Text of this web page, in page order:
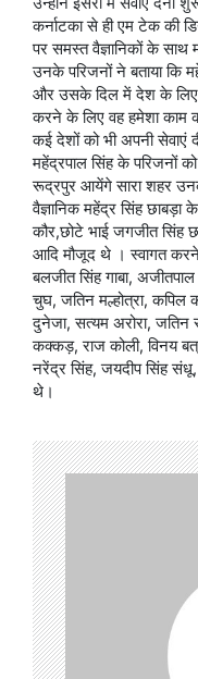
कर्नाटका से ही एम टेक की
पर समस्त वैज्ञानिकों के साथ
उनके परिजनों ने बताया कि
और उसके दिल में देश के लिए
करने के लिए वह हमेशा काम
कई देशों को भी अपनी सेवाएं
महेंद्रपाल सिंह के परिजनों
रूद्रपुर आयेंगे सारा शहर
वैज्ञानिक महेंद्र सिंह छाबड़ा
कौर,छोटे भाई जगजीत सिंह
आदि मौजूद थे । स्वागत करने
बलजीत सिंह गाबा,
चुघ, जतिन मल्होत्रा, कपिल
दुनेजा, सत्यम अरोरा, जतिन
कक्कड़, राज कोली, विनय
नरेंद्र सिंह, जयदीप सिंह
थे।